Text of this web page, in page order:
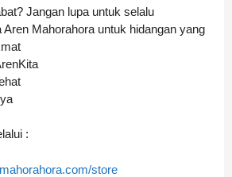
Jangan lupa untuk selalu
Aren Mahorahora untuk hidangan yang
:
store